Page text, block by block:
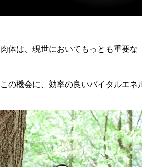
肉体は、現世においてもっとも重要な
この機会に、効率の良いバイタルエネ